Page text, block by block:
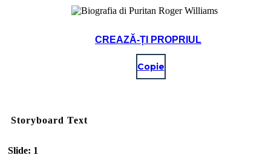
CREAZĂ-ȚI PROPRIUL
Copie
Storyboard Text
Slide: 1